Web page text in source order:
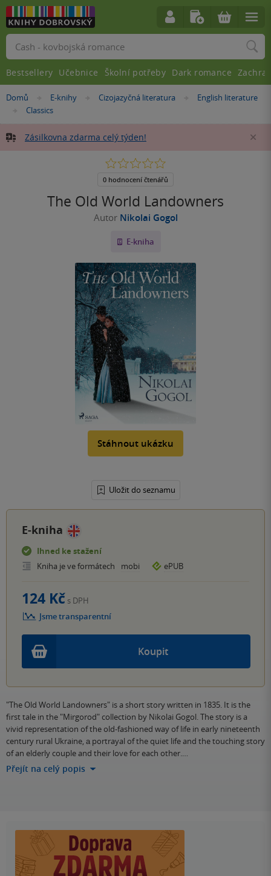
Nacházíte
Domů »E-knihy »
Cizojazyčná literatura »
English literature
»
Classics
Zásilkovna zdarma celý týden!
The Old World Landowners
Autor Nikolai Gogol
E-kniha
Stáhnout ukázku
Uložit do seznamu
0.0
5
0 hodnocení čtenářů
E-kniha
Ihned ke stažení
Kniha je ve formátech
mobi ePUB
Koupit
124 Kč s DPH
Jsme transparentní
"The Old World Landowners" is a short story written in 1835. It is the
first tale in the "Mirgorod" collection by Nikolai Gogol. The story is a
vivid representation of the old-fashioned way of life in early nineteenth
century rural Ukraine, а portrayal of the quiet life and the touching story
of an elderly couple and their love for each other.…
Přejít na celý popis
Vyhledávání
Bestsellery Učebnice Školní potřeby Dark romance